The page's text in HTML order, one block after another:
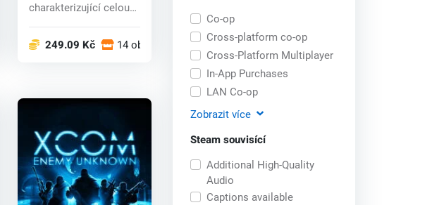
charakterizující celou
249.09 Kč 14 obchodech
Co-op
Cross-platform co-op
Cross-Platform Multiplayer
In-App Purchases
LAN Co-op
Zobrazit více
Steam souvisící
Additional High-Quality
Audio
Captions available